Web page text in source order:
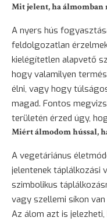
Mit jelent, ha álmomban
A nyers hús
feldolgozatlan
kielégítetlen alapvető
hogy valamilyen
élni, vagy hogy
magad. Fontos
területén érzed úgy,
Miért álmodom hússal,
A vegetáriánus
jelentenek táplálkozási
szimbolikus
vagy szellemi síkon
Az álom azt is